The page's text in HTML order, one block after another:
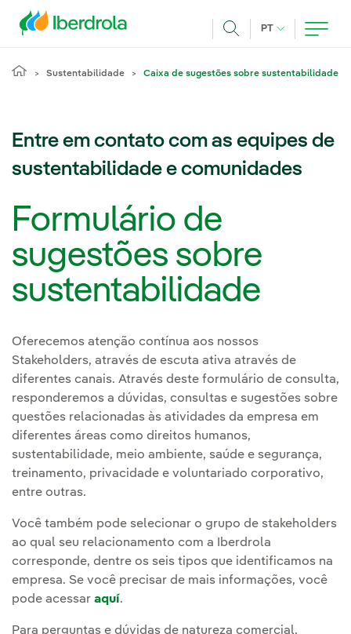
PT IDIOMA ATUAL,
Sustentabilidade Caixa de sugestões sobre sustentabilidade
Entre em contato com as equipes de
sustentabilidade e comunidades
Formulário de
sugestões sobre
sustentabilidade
Oferecemos atenção contínua aos nossos
Stakeholders, através de escuta ativa através de
diferentes canais. Através deste formulário de consulta,
responderemos a dúvidas, consultas e sugestões sobre
questões relacionadas às atividades da empresa em
diferentes áreas como direitos humanos,
sustentabilidade, meio ambiente, saúde e segurança,
treinamento, privacidade e voluntariado corporativo,
entre outras.
Você também pode selecionar o grupo de stakeholders
ao qual seu relacionamento com a Iberdrola
corresponde, dentre os seis tipos que identificamos na
empresa. Se você precisar de mais informações, você
pode acessar aquí.
Para perguntas e dúvidas de natureza comercial,